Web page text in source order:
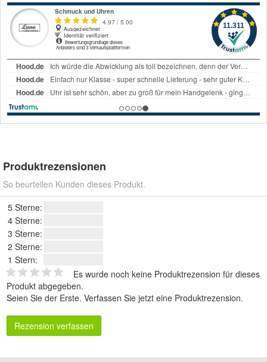
Produktrezensionen
So beurteilen Kunden dieses Produkt.
5 Sterne:
4 Sterne:
3 Sterne:
2 Sterne:
1 Stern:
Es wurde noch keine Produktrezension für dieses
Produkt abgegeben.
Seien Sie der Erste. Verfassen Sie jetzt eine Produktrezension.
Rezension verfassen